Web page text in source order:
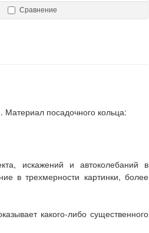
Сравнение
посадочного кольца:
искажений и автоколебаний в
в трехмерности картинки, более
какого-либо существенного